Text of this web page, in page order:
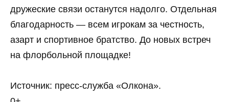
дружеские связи останутся надолго. Отдельная
благодарность — всем игрокам за честность,
азарт и спортивное братство. До новых встреч
на флорбольной площадке!
Источник: пресс-служба «Олкона».